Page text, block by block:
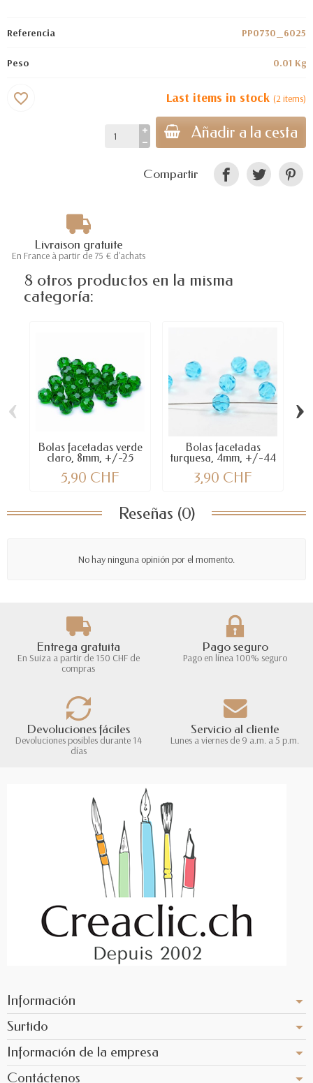
Referencia PP0730_6025
Peso 0.01 Kg
Last items in stock (2 items)
Añadir a la cesta
favorite_border
Compartir
Livraison gratuite
En France à partir de 75 € d'achats
8 otros productos en la misma
categoría:
Bolas facetadas verde
claro, 8mm, +/-25
5,90 CHF
Bolas facetadas
turquesa, 4mm, +/-44
3,90 CHF
‹ ›
Reseñas (0)
No hay ninguna opinión por el momento.
Entrega gratuita
En Suiza a partir de 150 CHF de
compras
Pago seguro
Pago en línea 100% seguro
Devoluciones fáciles
Devoluciones posibles durante 14
días
Servicio al cliente
Lunes a viernes de 9 a.m. a 5 p.m.
Información
Surtido
Información de la empresa
Contáctenos